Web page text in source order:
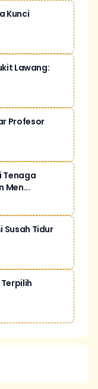
Kunci
Lawang:
Profesor
Tenaga
Men...
Susah Tidur